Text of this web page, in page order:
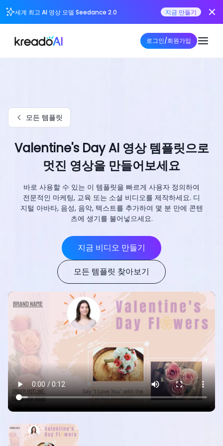
세계 최고 AI 영상 모델 Seedance 2.0 지금 만들기
로그인/회원가입
모든 템플릿
Valentine's Day AI 영상 템플릿으로
멋진 영상을 만들어보세요
바로 사용할 수 있는 이 템플릿을 빠르게 사용자 정의하여
전문적인 마케팅, 교육 또는 소셜 비디오를 제작하세요. 디
지털 아바타, 음성, 음악, 텍스트를 추가하여 몇 분 만에 콘텐
츠에 생기를 불어넣으세요.
지금 비디오 만들기
모든 템플릿 찾아보기